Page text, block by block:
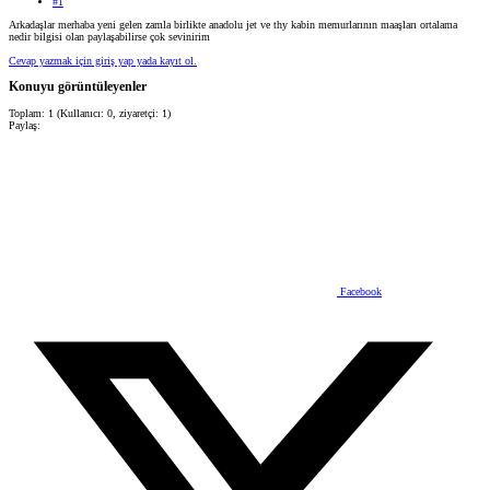
Arkadaşlar merhaba yeni gelen zamla birlikte anadolu jet ve thy kabin memurlarının maaşları ortalama
nedir bilgisi olan paylaşabilirse çok sevinirim
Cevap yazmak için giriş yap yada kayıt ol.
Konuyu görüntüleyenler
Toplam: 1 (Kullanıcı: 0, ziyaretçi: 1)
Paylaş:
Facebook